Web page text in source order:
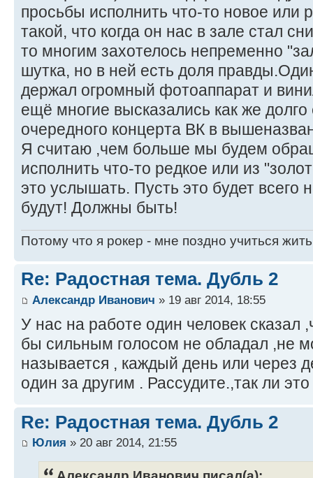
просьбы исполнить что-то новое или
такой, что когда он нас в зале стал
то многим захотелось непременно
шутка, но в ней есть доля
держал огромный фотоаппарат и
ещё многие высказались как же
очередного концерта ВК в
Я считаю ,чем больше мы будем
исполнить что-то редкое или из
это услышать. Пусть это будет всего
будут! Должны быть!
Потому что я рокер - мне поздно учиться
Re: Радостная тема. Дубль 2
Александр Иванович » 19 авг 2014, 18:55
У нас на работе один человек сказал
бы сильным голосом не обладал ,не
называется , каждый день или через
один за другим . Рассудите.,так ли это
Re: Радостная тема. Дубль 2
Юлия » 20 авг 2014, 21:55